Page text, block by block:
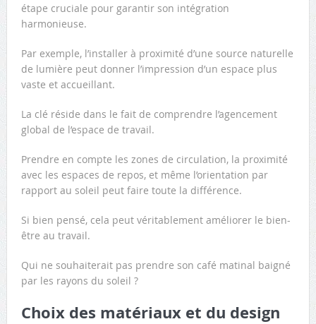
étape cruciale pour garantir son intégration
harmonieuse.
Par exemple, l’installer à proximité d’une source naturelle
de lumière peut donner l’impression d’un espace plus
vaste et accueillant.
La clé réside dans le fait de comprendre l’agencement
global de l’espace de travail.
Prendre en compte les zones de circulation, la proximité
avec les espaces de repos, et même l’orientation par
rapport au soleil peut faire toute la différence.
Si bien pensé, cela peut véritablement améliorer le bien-
être au travail.
Qui ne souhaiterait pas prendre son café matinal baigné
par les rayons du soleil ?
Choix des matériaux et du design